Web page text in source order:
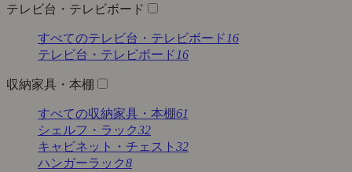
テレビ台・テレビボード
すべてのテレビ台・テレビボード 16
テレビ台・テレビボード 16
収納家具・本棚
すべての収納家具・本棚61
シェルフ・ラック32
キャビネット・チェスト 32
ハンガーラック8